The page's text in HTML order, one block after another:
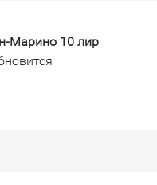
Марино 10 лир